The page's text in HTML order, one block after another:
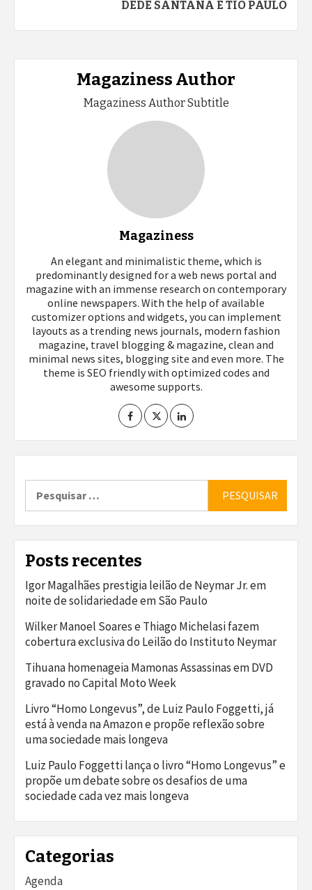
DEDÉ SANTANA E TIO PAULO
Magaziness Author
Magaziness Author Subtitle
Magaziness
An elegant and minimalistic theme, which is
predominantly designed for a web news portal and
magazine with an immense research on contemporary
online newspapers. With the help of available
customizer options and widgets, you can implement
layouts as a trending news journals, modern fashion
magazine, travel blogging & magazine, clean and
minimal news sites, blogging site and even more. The
theme is SEO friendly with optimized codes and
awesome supports.
por:
Posts recentes
Igor Magalhães prestigia leilão de Neymar Jr. em
noite de solidariedade em São Paulo
Wilker Manoel Soares e Thiago Michelasi fazem
cobertura exclusiva do Leilão do Instituto Neymar
Tihuana homenageia Mamonas Assassinas em DVD
gravado no Capital Moto Week
Livro “Homo Longevus”, de Luiz Paulo Foggetti, já
está à venda na Amazon e propõe reflexão sobre
uma sociedade mais longeva
Luiz Paulo Foggetti lança o livro “Homo Longevus” e
propõe um debate sobre os desafios de uma
sociedade cada vez mais longeva
Categorias
Agenda